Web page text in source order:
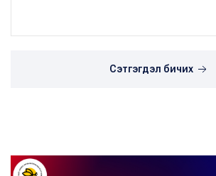
Сэтгэгдэл бичих